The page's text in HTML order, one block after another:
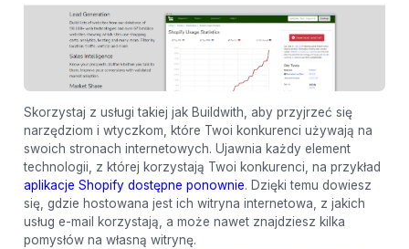
Skorzystaj z usługi takiej jak Buildwith, aby przyjrzeć się
narzędziom i wtyczkom, które Twoi konkurenci używają na
swoich stronach internetowych. Ujawnia każdy element
technologii, z której korzystają Twoi konkurenci, na przykład
aplikacje Shopify dostępne ponownie. Dzięki temu dowiesz
się, gdzie hostowana jest ich witryna internetowa, z jakich
usług e-mail korzystają, a może nawet znajdziesz kilka
pomysłów na własną witrynę.